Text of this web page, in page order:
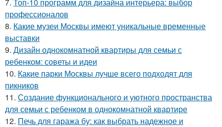
профессионалов
8. Какие музеи Москвы имеют уникальные временные
выставки
9. Дизайн однокомнатной квартиры для семьи с
ребенком: советы и идеи
10. Какие парки Москвы лучше всего подходят для
пикников
11. Создание функционального и уютного пространства
для семьи с ребенком в однокомнатной квартире
12. Печь для гаража бу: как выбрать надежное и